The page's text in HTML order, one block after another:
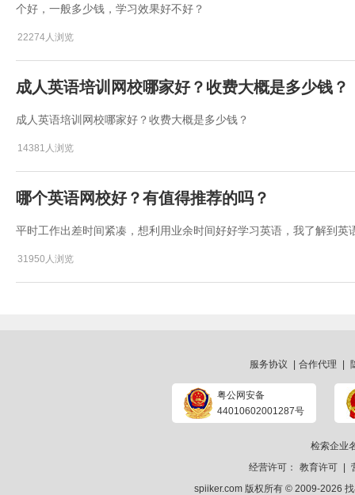
个好，一般多少钱，学习效果好不好？
22274人浏览
成人英语培训网校哪家好？收费大概是多少钱？
成人英语培训网校哪家好？收费大概是多少钱？
14381人浏览
哪个英语网校好？有值得推荐的吗？
平时工作出差时间紧凑，想利用业余时间好好学习英语，我了解到
31950人浏览
服务协议 合作代理
粤公网安备
44010602001287号
检索企业
经营许可：
教育许可
spiiker.com 版权所有 © 2009-2026